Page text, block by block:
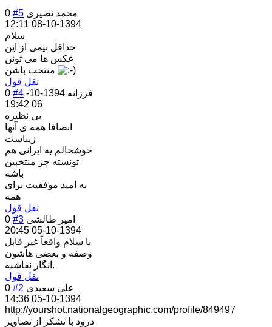
0 #5 محمد نصیری
1394-10-08 12:11
سلام
حداقل نیمی از این
عکس ها می تونن
نقل قول
0 #4 فرزانه
1394-10-
06 19:42
بی نظیره
انصافا همه ی آنها
زیباست
خوشحالم یه ایرانی هم
تونسته جز منتخبین
باشه
به امید موفقیت برای
همه
نقل قول
0 #3 امیر طالشی
1394-10-05 20:45
با سلام واقعاً غیر قابل
وصفه و بعضی هاشون
انگار نقاشیه.
نقل قول
0 #2 علی سعیدی
1394-10-05 14:36
http://yourshot.nationalgeographic.com/profile/849497
درود با تشکر از تصاویر